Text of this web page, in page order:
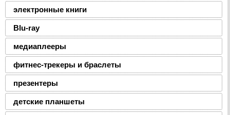
электронные книги
Blu-ray
медиаплееры
фитнес-трекеры и браслеты
презентеры
детские планшеты